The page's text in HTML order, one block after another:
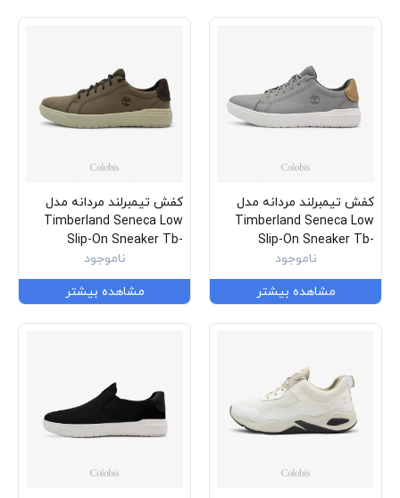
کفش تیمبرلند مردانه مدل
Timberland Seneca Low
Slip-On Sneaker Tb-
0a41f7-Em0ناموجود
مشاهده بیشتر
کفش تیمبرلند مردانه مدل
Timberland Seneca Low
Slip-On Sneaker Tb-
0a41f7-El8ناموجود
مشاهده بیشتر